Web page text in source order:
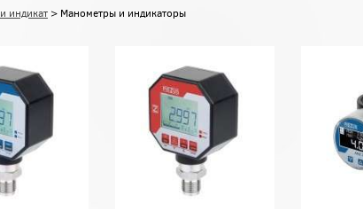
индикат > Манометры и индикаторы